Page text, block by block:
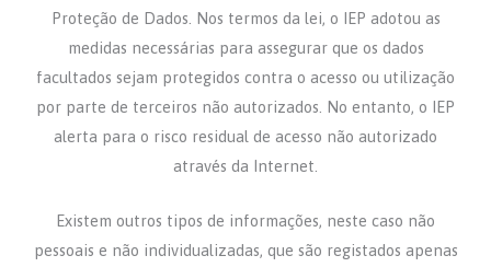
Proteção de Dados. Nos termos da lei, o IEP adotou as
medidas necessárias para assegurar que os dados
facultados sejam protegidos contra o acesso ou utilização
por parte de terceiros não autorizados. No entanto, o IEP
alerta para o risco residual de acesso não autorizado
através da Internet.
Existem outros tipos de informações, neste caso não
pessoais e não individualizadas, que são registados apenas